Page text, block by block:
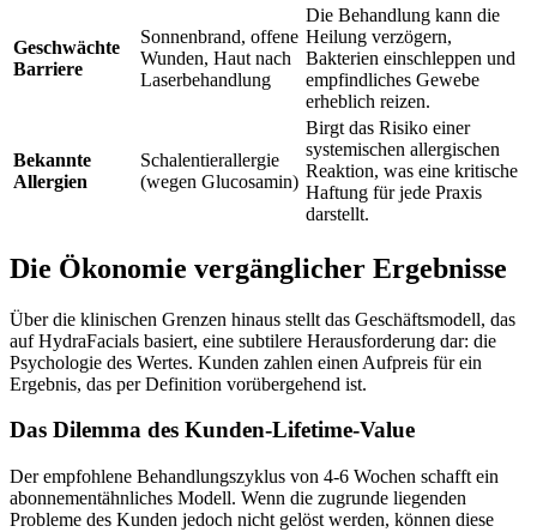
Geschwächte
Barriere
Sonnenbrand, offene
Wunden, Haut nach
Laserbehandlung
Die Behandlung kann die
Heilung verzögern,
Bakterien einschleppen und
empfindliches Gewebe
erheblich reizen.
Bekannte
Allergien
Schalentierallergie
(wegen Glucosamin)
Birgt das Risiko einer
systemischen allergischen
Reaktion, was eine kritische
Haftung für jede Praxis
darstellt.
Die Ökonomie vergänglicher Ergebnisse
Über die klinischen Grenzen hinaus stellt das Geschäftsmodell, das
auf HydraFacials basiert, eine subtilere Herausforderung dar: die
Psychologie des Wertes. Kunden zahlen einen Aufpreis für ein
Ergebnis, das per Definition vorübergehend ist.
Das Dilemma des Kunden-Lifetime-Value
Der empfohlene Behandlungszyklus von 4-6 Wochen schafft ein
abonnementähnliches Modell. Wenn die zugrunde liegenden
Probleme des Kunden jedoch nicht gelöst werden, können diese